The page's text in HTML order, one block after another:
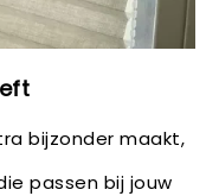
bijzonder maakt,
passen bij jouw